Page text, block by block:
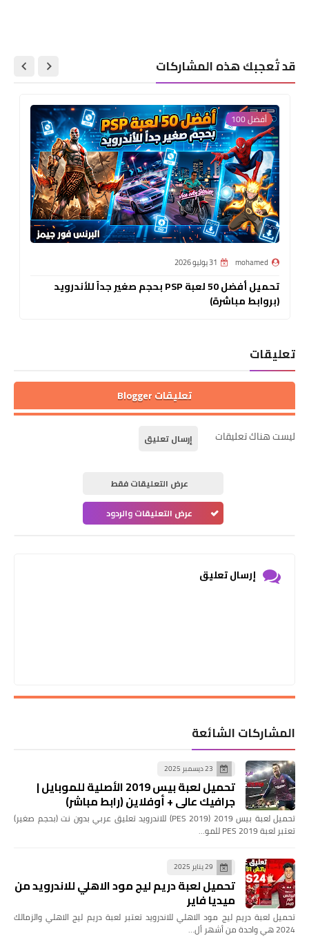
قد تُعجبك هذه المشاركات
أفضل 100
mohamed 31 يوليو 2026
تحميل أفضل 50 لعبة PSP بحجم صغير جداً للأندرويد
(بروابط مباشرة)
تعليقات
تعليقات Blogger
ليست هناك تعليقات إرسال تعليق
عرض التعليقات فقط
عرض التعليقات والردود
إرسال تعليق
المشاركات الشائعة
23 ديسمبر 2025
تحميل لعبة بيس 2019 الأصلية للموبايل |
جرافيك عالي + أوفلاين (رابط مباشر)
تحميل لعبة بيس 2019 (PES 2019) للاندرويد تعليق عربي بدون نت (بحجم صغير)
تعتبر لعبة PES 2019 للمو…
29 يناير 2025
تحميل لعبة دريم ليج مود الاهلي للاندرويد من
ميديا فاير
تحميل لعبة دريم ليج مود الاهلي للاندرويد تعتبر لعبة دريم ليج الاهلي والزمالك
2024 هي واحدة من أشهر أل…